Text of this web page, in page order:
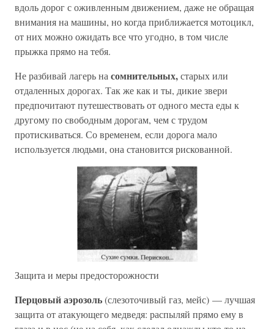
вдоль дорог с оживленным движением, даже не обращая
внимания на машины, но когда приближается мотоцикл,
от них можно ожидать все что угодно, в том числе
прыжка прямо на тебя.
Не разбивай лагерь на сомнительных,старых или
отдаленных дорогах. Так же как и ты, дикие звери
предпочитают путешествовать от одного места еды к
другому по свободным дорогам, чем с трудом
протискиваться. Со временем, если дорога мало
используется людьми, она становится рискованной.
Защита и меры предосторожности
Перцовый аэрозоль(слезоточивый газ, мейс) — лучшая
защита от атакующего медведя: распыляй прямо ему в